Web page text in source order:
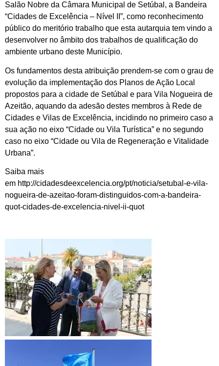
Salão Nobre da Câmara Municipal de Setúbal, a Bandeira
“Cidades de Excelência – Nível II”, como reconhecimento
público do meritório trabalho que esta autarquia tem vindo a
desenvolver no âmbito dos trabalhos de qualificação do
ambiente urbano deste Município.
Os fundamentos desta atribuição prendem-se com o grau de
evolução da implementação dos Planos de Ação Local
propostos para a cidade de Setúbal e para Vila Nogueira de
Azeitão, aquando da adesão destes membros à Rede de
Cidades e Vilas de Excelência, incidindo no primeiro caso a
sua ação no eixo “Cidade ou Vila Turística” e no segundo
caso no eixo “Cidade ou Vila de Regeneração e Vitalidade
Urbana”.
Saiba mais
em http://cidadesdeexcelencia.org/pt/noticia/setubal-e-vila-
nogueira-de-azeitao-foram-distinguidos-com-a-bandeira-
quot-cidades-de-excelencia-nivel-ii-quot